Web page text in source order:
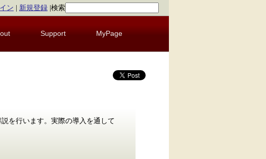
ン 新規登録 検索
Support MyPage
を行います。実際の導入を通して